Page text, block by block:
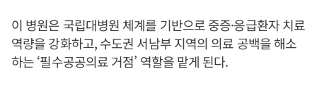
이 병원은 국립대병원 체계를 기반으로 중증·응급환자 치료
역량을 강화하고, 수도권 서남부 지역의 의료 공백을 해소
하는 ‘필수공공의료 거점’ 역할을 맡게 된다.